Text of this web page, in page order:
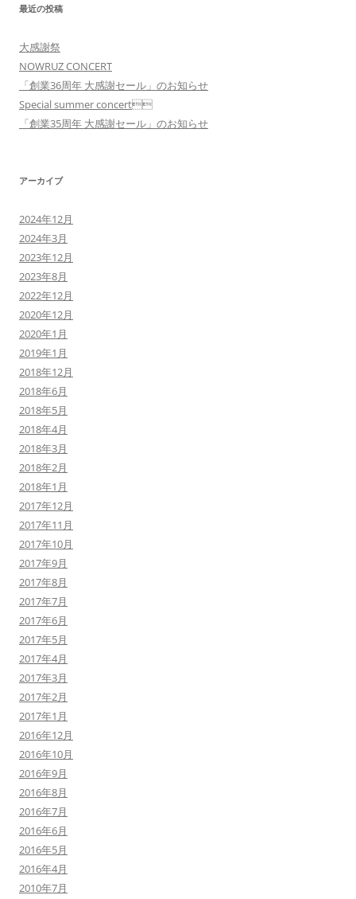
最近の投稿
大感謝祭
NOWRUZ CONCERT
「創業36周年 大感謝セール」のお知らせ
Special summer concert
「創業35周年 大感謝セール」のお知らせ
アーカイブ
2024年12月
2024年3月
2023年12月
2023年8月
2022年12月
2020年12月
2020年1月
2019年1月
2018年12月
2018年6月
2018年5月
2018年4月
2018年3月
2018年2月
2018年1月
2017年12月
2017年11月
2017年10月
2017年9月
2017年8月
2017年7月
2017年6月
2017年5月
2017年4月
2017年3月
2017年2月
2017年1月
2016年12月
2016年10月
2016年9月
2016年8月
2016年7月
2016年6月
2016年5月
2016年4月
2010年7月